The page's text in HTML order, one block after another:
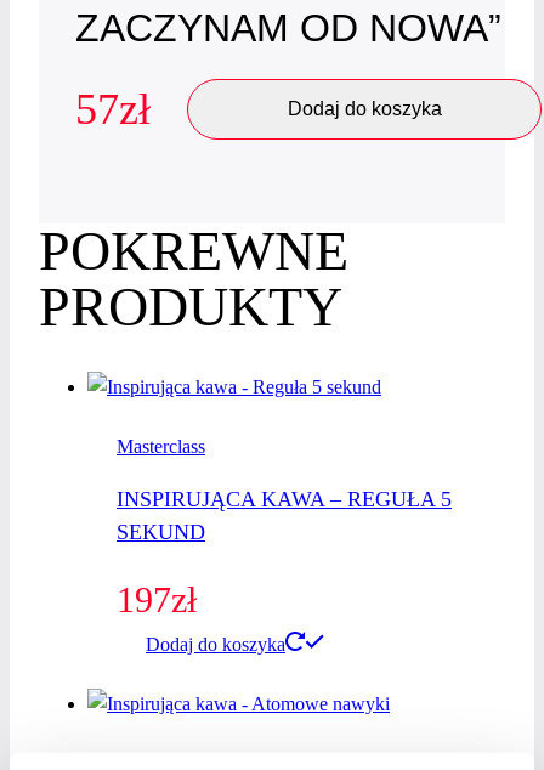
ZACZYNAM OD NOWA”
57zł Dodaj do koszyka
POKREWNE
PRODUKTY
Masterclass
INSPIRUJĄCA KAWA – REGUŁA 5
SEKUND
197zł
Dodaj do koszyka